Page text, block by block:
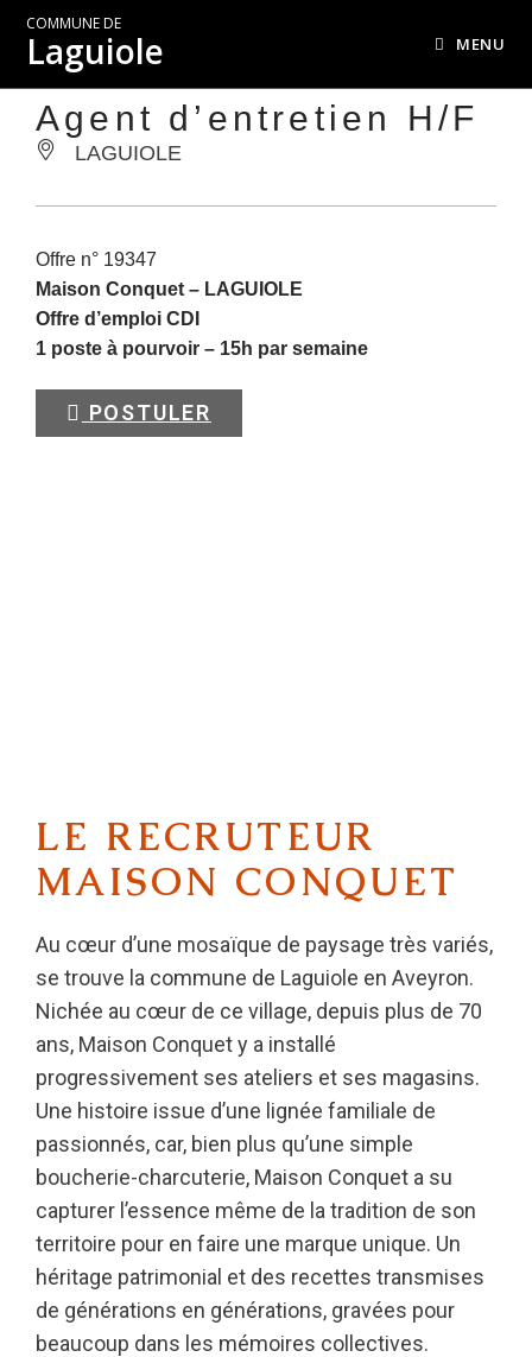
COMMUNE DE
Laguiole MENU
Agent d’entretien H/F
LAGUIOLE
Offre n° 19347
Maison Conquet – LAGUIOLE
Offre d’emploi CDI
1 poste à pourvoir – 15h par semaine
POSTULER
LE RECRUTEUR
MAISON CONQUET
Au cœur d’une mosaïque de paysage très variés,
se trouve la commune de Laguiole en Aveyron.
Nichée au cœur de ce village, depuis plus de 70
ans, Maison Conquet y a installé
progressivement ses ateliers et ses magasins.
Une histoire issue d’une lignée familiale de
passionnés, car, bien plus qu’une simple
boucherie-charcuterie, Maison Conquet a su
capturer l’essence même de la tradition de son
territoire pour en faire une marque unique. Un
héritage patrimonial et des recettes transmises
de générations en générations, gravées pour
beaucoup dans les mémoires collectives.